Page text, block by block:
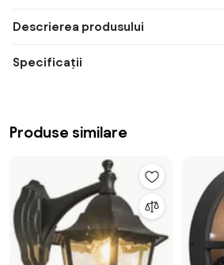
Descrierea produsului
Specificații
Produse similare